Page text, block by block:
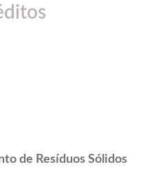
de Resíduos Sólidos